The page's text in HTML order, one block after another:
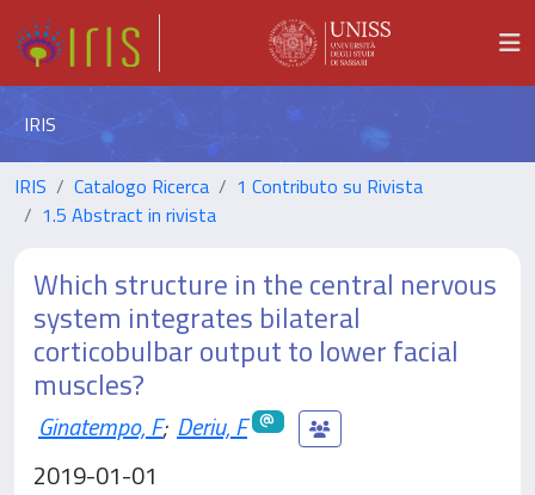
IRIS
IRIS Catalogo Ricerca
1 Contributo su Rivista
1.5 Abstract in rivista
Which structure in the central nervous
system integrates bilateral
corticobulbar output to lower facial
muscles?
Ginatempo, F; Deriu, F
2019-01-01